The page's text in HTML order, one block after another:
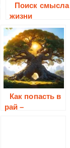
Поиск смысла
жизни
Как попасть в
рай –